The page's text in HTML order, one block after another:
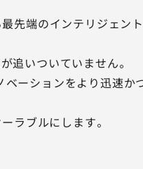
先端のインテリジェン
追いついていません。
ベーションをより迅速か
ラブルにします。